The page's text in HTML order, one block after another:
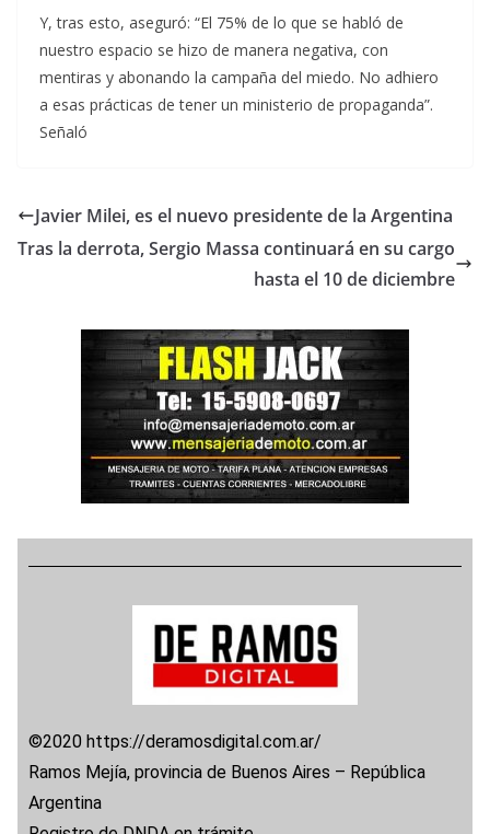
Y, tras esto, aseguró: “El 75% de lo que se habló de
nuestro espacio se hizo de manera negativa, con
mentiras y abonando la campaña del miedo. No adhiero
a esas prácticas de tener un ministerio de propaganda”.
Señaló
Javier Milei, es el nuevo presidente de la Argentina
Tras la derrota, Sergio Massa continuará en su cargo
hasta el 10 de diciembre
©2020 https://deramosdigital.com.ar/
Ramos Mejía, provincia de Buenos Aires – República
Argentina